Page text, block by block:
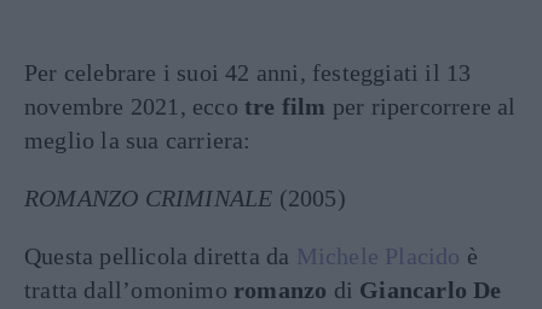
Per celebrare i suoi 42 anni, festeggiati il 13
novembre 2021, ecco tre film per ripercorrere al
meglio la sua carriera:
ROMANZO CRIMINALE (2005)
Questa pellicola diretta da Michele Placido è
tratta dall’omonimo romanzo di Giancarlo De